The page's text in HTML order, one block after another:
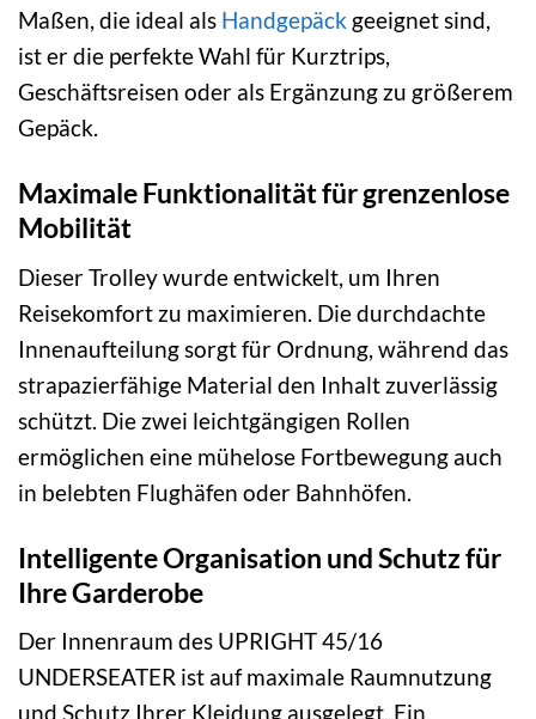
Maßen, die ideal als Handgepäck geeignet sind,
ist er die perfekte Wahl für Kurztrips,
Geschäftsreisen oder als Ergänzung zu größerem
Gepäck.
Maximale Funktionalität für grenzenlose
Mobilität
Dieser Trolley wurde entwickelt, um Ihren
Reisekomfort zu maximieren. Die durchdachte
Innenaufteilung sorgt für Ordnung, während das
strapazierfähige Material den Inhalt zuverlässig
schützt. Die zwei leichtgängigen Rollen
ermöglichen eine mühelose Fortbewegung auch
in belebten Flughäfen oder Bahnhöfen.
Intelligente Organisation und Schutz für
Ihre Garderobe
Der Innenraum des UPRIGHT 45/16
UNDERSEATER ist auf maximale Raumnutzung
und Schutz Ihrer Kleidung ausgelegt. Ein